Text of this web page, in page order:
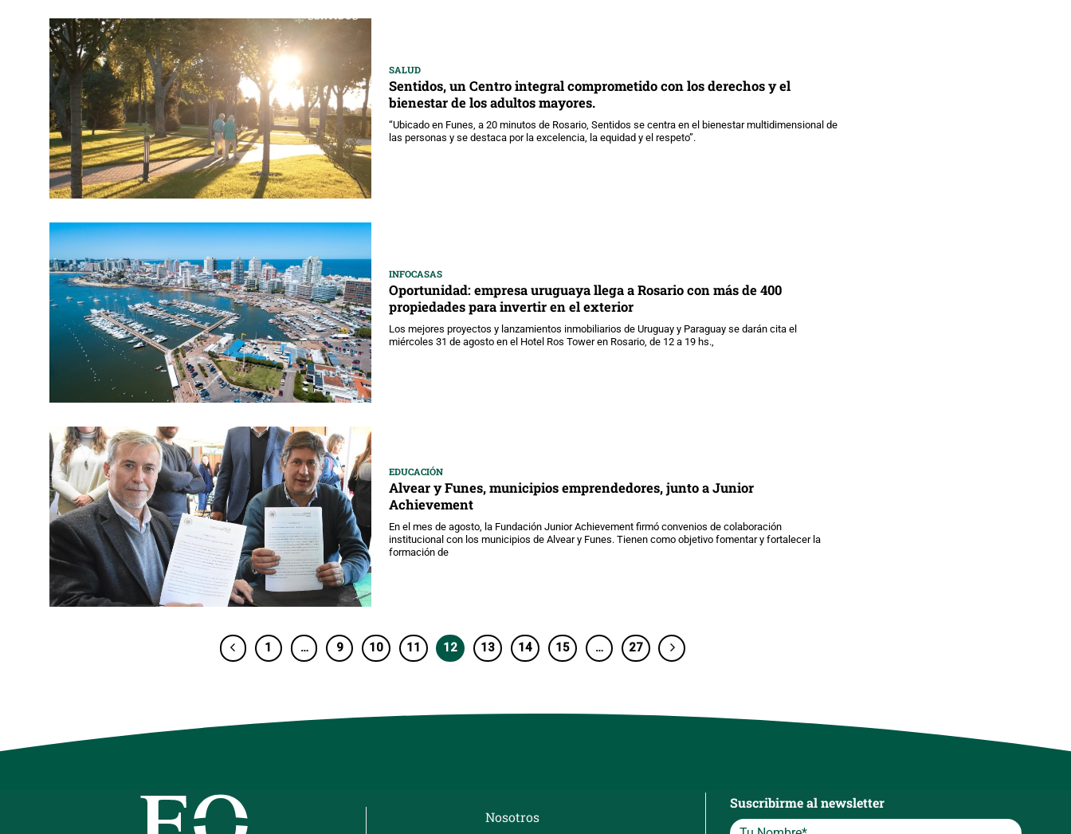
SALUD
Sentidos, un Centro integral comprometido con los derechos y el
bienestar de los adultos mayores.
“Ubicado en Funes, a 20 minutos de Rosario, Sentidos se centra en el bienestar multidimensional de
las personas y se destaca por la excelencia, la equidad y el respeto”.
INFOCASAS
Oportunidad: empresa uruguaya llega a Rosario con más de 400
propiedades para invertir en el exterior
Los mejores proyectos y lanzamientos inmobiliarios de Uruguay y Paraguay se darán cita el
miércoles 31 de agosto en el Hotel Ros Tower en Rosario, de 12 a 19 hs.,
EDUCACIÓN
Alvear y Funes, municipios emprendedores, junto a Junior
Achievement
En el mes de agosto, la Fundación Junior Achievement firmó convenios de colaboración
institucional con los municipios de Alvear y Funes. Tienen como objetivo fomentar y fortalecer la
formación de
1 … 9 10 11 12 13 14 15 … 27
Nosotros
Suscribirme al newsletter